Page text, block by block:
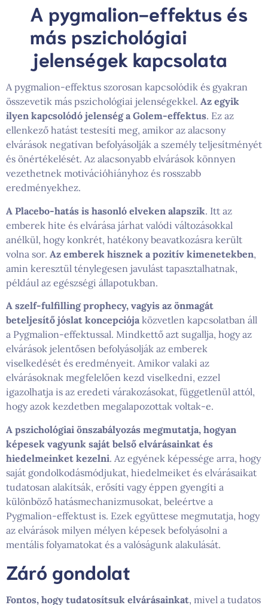
A pygmalion-effektus és
más pszichológiai
jelenségek kapcsolata
A pygmalion-effektus szorosan kapcsolódik és gyakran
összevetik más pszichológiai jelenségekkel. Az egyik
ilyen kapcsolódó jelenség a Golem-effektus. Ez az
ellenkező hatást testesíti meg, amikor az alacsony
elvárások negatívan befolyásolják a személy teljesítményét
és önértékelését. Az alacsonyabb elvárások könnyen
vezethetnek motivációhiányhoz és rosszabb
eredményekhez.
A Placebo-hatás is hasonló elveken alapszik. Itt az
emberek hite és elvárása járhat valódi változásokkal
anélkül, hogy konkrét, hatékony beavatkozásra került
volna sor. Az emberek hisznek a pozitív kimenetekben,
amin keresztül ténylegesen javulást tapasztalhatnak,
például az egészségi állapotukban.
A szelf-fulfilling prophecy, vagyis az önmagát
beteljesítő jóslat koncepciója közvetlen kapcsolatban áll
a Pygmalion-effektussal. Mindkettő azt sugallja, hogy az
elvárások jelentősen befolyásolják az emberek
viselkedését és eredményeit. Amikor valaki az
elvárásoknak megfelelően kezd viselkedni, ezzel
igazolhatja is az eredeti várakozásokat, függetlenül attól,
hogy azok kezdetben megalapozottak voltak-e.
A pszichológiai önszabályozás megmutatja, hogyan
képesek vagyunk saját belső elvárásainkat és
hiedelmeinket kezelni. Az egyének képessége arra, hogy
saját gondolkodásmódjukat, hiedelmeiket és elvárásaikat
tudatosan alakítsák, erősíti vagy éppen gyengíti a
különböző hatásmechanizmusokat, beleértve a
Pygmalion-effektust is. Ezek együttese megmutatja, hogy
az elvárások milyen mélyen képesek befolyásolni a
mentális folyamatokat és a valóságunk alakulását.
Záró gondolat
Fontos, hogy tudatosítsuk elvárásainkat, mivel a tudatos